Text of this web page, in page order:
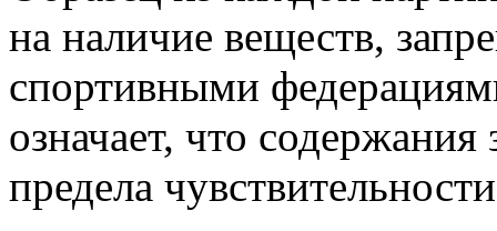
на наличие веществ,
спортивными
означает, что
предела